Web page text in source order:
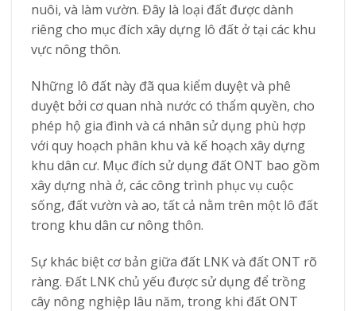
nuôi, và làm vườn. Đây là loại đất được dành
riêng cho mục đích xây dựng lô đất ở tại các khu
vực nông thôn.
Những lô đất này đã qua kiểm duyệt và phê
duyệt bởi cơ quan nhà nước có thẩm quyền, cho
phép hộ gia đình và cá nhân sử dụng phù hợp
với quy hoạch phân khu và kế hoạch xây dựng
khu dân cư. Mục đích sử dụng đất ONT bao gồm
xây dựng nhà ở, các công trình phục vụ cuộc
sống, đất vườn và ao, tất cả nằm trên một lô đất
trong khu dân cư nông thôn.
Sự khác biệt cơ bản giữa đất LNK và đất ONT rõ
ràng. Đất LNK chủ yếu được sử dụng để trồng
cây nông nghiệp lâu năm, trong khi đất ONT